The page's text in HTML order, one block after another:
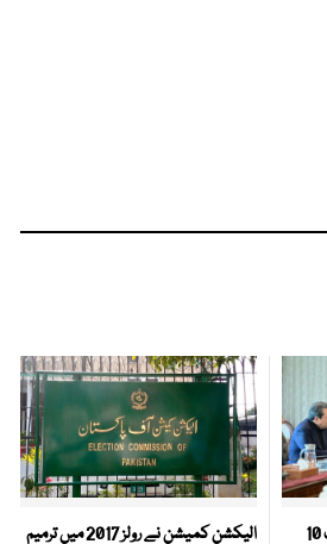
پاکستان اور ایران کا دوطرفہ تجارت 10
الیکشن کمیشن نے رولز 2017 میں ترمیم